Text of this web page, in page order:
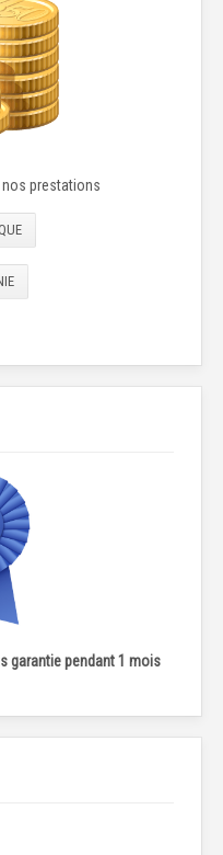
prestations
garantie pendant 1 mois